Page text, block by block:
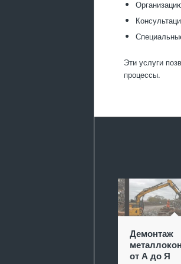
Эти услуги
процессы.
Демонтаж
от А до Я